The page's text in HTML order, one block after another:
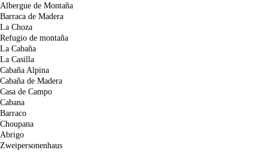
Albergue de Montaña
Barraca de Madera
La Choza
Refugio de montaña
La Cabaña
La Casilla
Cabaña Alpina
Cabaña de Madera
Casa de Campo
Cabana
Barraco
Choupana
Abrigo
Zweipersonenhaus